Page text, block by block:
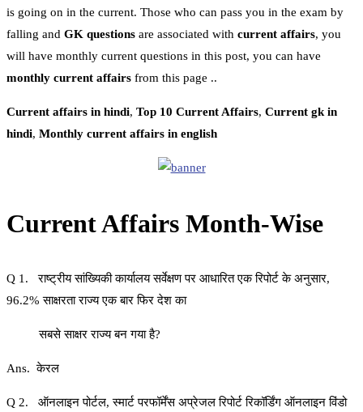
is going on in the current. Those who can pass you in the exam by
falling and GK questions are associated with current affairs, you
will have monthly current questions in this post, you can have
monthly current affairs from this page ..
Current affairs in hindi, Top 10 Current Affairs, Current gk in
hindi, Monthly current affairs in english
Current Affairs Month-Wise
Q 1. राष्ट्रीय सांख्यिकी कार्यालय सर्वेक्षण पर आधारित एक रिपोर्ट के अनुसार,
96.2% साक्षरता राज्य एक बार फिर देश का
सबसे साक्षर राज्य बन गया है?
Ans. केरल
Q 2. ऑनलाइन पोर्टल, स्मार्ट परफॉर्मेंस अप्रेजल रिपोर्ट रिकॉर्डिंग ऑनलाइन विंडो